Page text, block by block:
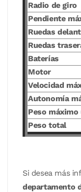
Radio de giro
Pendiente
Ruedas
Ruedas
Baterías
Motor
Velocidad
Autonomía
Peso
Peso total
Si desea más
departamento